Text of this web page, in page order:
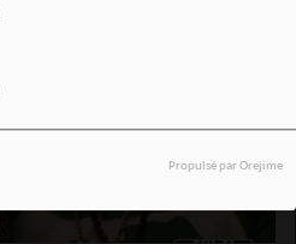
Propulsé par Orejime